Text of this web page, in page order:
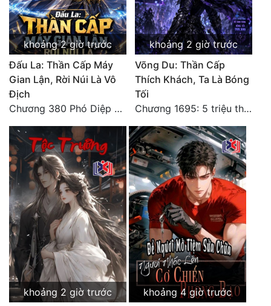
khoảng 2 giờ trước
Đấu La: Thần Cấp Máy
Gian Lận, Rời Núi Là Vô
Địch
Chương 380 Phó Diệp dẫn toàn tộc Hồn Thú di chuyển đến Sâm La Tinh, chúng thần Thần Giới kinh ngạc!
khoảng 2 giờ trước
Võng Du: Thần Cấp
Thích Khách, Ta Là Bóng
Tối
Chương 1695: 5 triệu thế giới bản gốc, cũng không thể giết chết ta!
khoảng 2 giờ trước
khoảng 4 giờ trước